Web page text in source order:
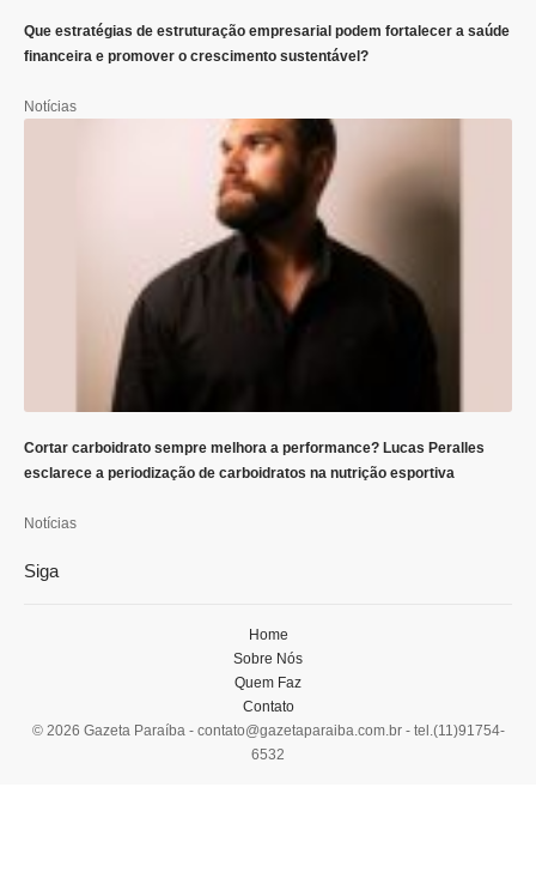
Que estratégias de estruturação empresarial podem fortalecer a saúde
financeira e promover o crescimento sustentável?
Notícias
Cortar carboidrato sempre melhora a performance? Lucas Peralles
esclarece a periodização de carboidratos na nutrição esportiva
Notícias
Siga
© 2026 Gazeta Paraíba - contato@gazetaparaiba.com.br- tel.(11)91754-
6532
Home
Sobre Nós
Quem Faz
Contato